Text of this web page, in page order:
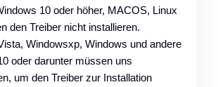
10 oder höher, MACOS, Linux
den Treiber nicht installieren.
Windowsxp, Windows und andere
oder darunter müssen uns
um den Treiber zur Installation